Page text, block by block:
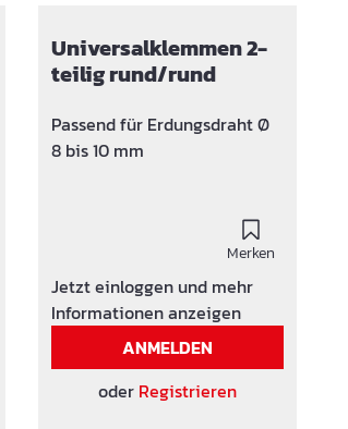
Universalklemmen 2-
teilig rund/rund
Passend für Erdungsdraht Ø
Merken
Jetzt einloggen und mehr
Informationen anzeigen
ANMELDEN
oder Registrieren